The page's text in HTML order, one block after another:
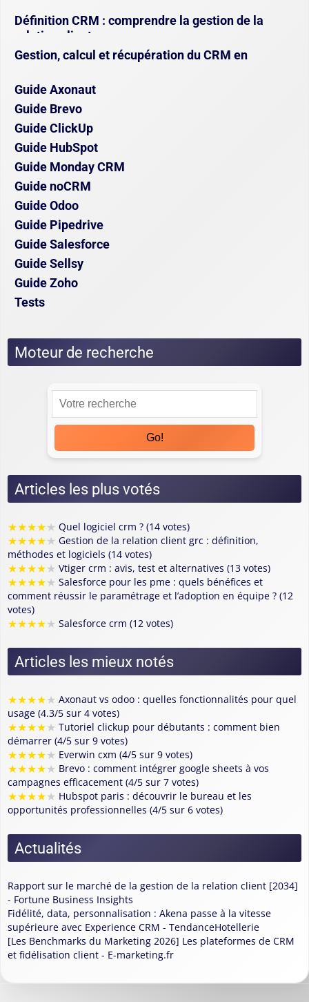
Définition CRM : comprendre la gestion de la
relation client
Gestion, calcul et récupération du CRM en
Guide Axonaut
Guide Brevo
Guide ClickUp
Guide HubSpot
Guide Monday CRM
Guide noCRM
Guide Odoo
Guide Pipedrive
Guide Salesforce
Guide Sellsy
Guide Zoho
Tests
Moteur de recherche
Go!
Articles les plus votés
★★★★★ Quel logiciel crm ? (14 votes)
★★★★★ Gestion de la relation client grc : définition,
méthodes et logiciels (14 votes)
★★★★★ Vtiger crm : avis, test et alternatives (13 votes)
★★★★★ Salesforce pour les pme : quels bénéfices et
comment réussir le paramétrage et l’adoption en équipe ? (12
votes)
★★★★★ Salesforce crm (12 votes)
Articles les mieux notés
★★★★★ Axonaut vs odoo : quelles fonctionnalités pour quel
usage (4.3/5 sur 4 votes)
★★★★★ Tutoriel clickup pour débutants : comment bien
démarrer (4/5 sur 9 votes)
★★★★★ Everwin cxm (4/5 sur 9 votes)
★★★★★ Brevo : comment intégrer google sheets à vos
campagnes efficacement (4/5 sur 7 votes)
★★★★★ Hubspot paris : découvrir le bureau et les
opportunités professionnelles (4/5 sur 6 votes)
Actualités
Rapport sur le marché de la gestion de la relation client [2034]
- Fortune Business Insights
Fidélité, data, personnalisation : Akena passe à la vitesse
supérieure avec Experience CRM - TendanceHotellerie
[Les Benchmarks du Marketing 2026] Les plateformes de CRM
et fidélisation client - E-marketing.fr